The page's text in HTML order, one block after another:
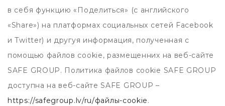
в себя функцию «Поделиться» (c английского
«Share») на платформах социальных сетей Facebook
и Twitter) и другуя информация, полученная с
помощью файлов cookie, размещенних на веб-сайте
SAFE GROUP. Политика файлов cookie SAFE GROUP
доступна на веб-сайте SAFE GROUP –
https://safegroup.lv/ru/файлы-cookie.